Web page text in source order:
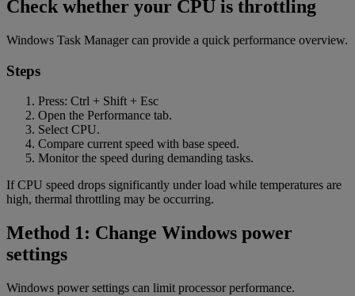
Check whether your CPU is throttling
Windows Task Manager can provide a quick performance overview.
Steps
Press: Ctrl + Shift + Esc
Open the Performance tab.
Select CPU.
Compare current speed with base speed.
Monitor the speed during demanding tasks.
If CPU speed drops significantly under load while temperatures are
high, thermal throttling may be occurring.
Method 1: Change Windows power
settings
Windows power settings can limit processor performance.